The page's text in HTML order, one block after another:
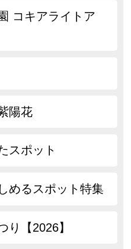
コキアライトア
陽花
スポット
めるスポット特集
り【2026】